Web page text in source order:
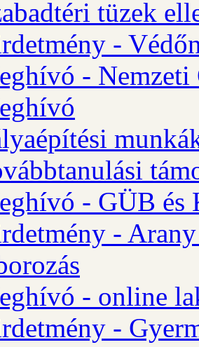
tüzek
-
- Nemzeti
- GÜB és
- Arany
- online
-